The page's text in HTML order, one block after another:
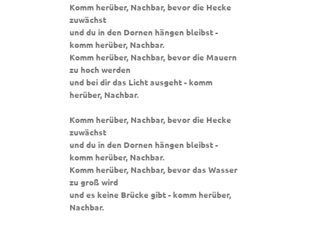
Komm herüber, Nachbar, bevor die Hecke
zuwächst
und du in den Dornen hängen bleibst -
komm herüber, Nachbar.
Komm herüber, Nachbar, bevor die Mauern
zu hoch werden
und bei dir das Licht ausgeht - komm
herüber, Nachbar.
Komm herüber, Nachbar, bevor die Hecke
zuwächst
und du in den Dornen hängen bleibst -
komm herüber, Nachbar.
Komm herüber, Nachbar, bevor das Wasser
zu groß wird
und es keine Brücke gibt - komm herüber,
Nachbar.